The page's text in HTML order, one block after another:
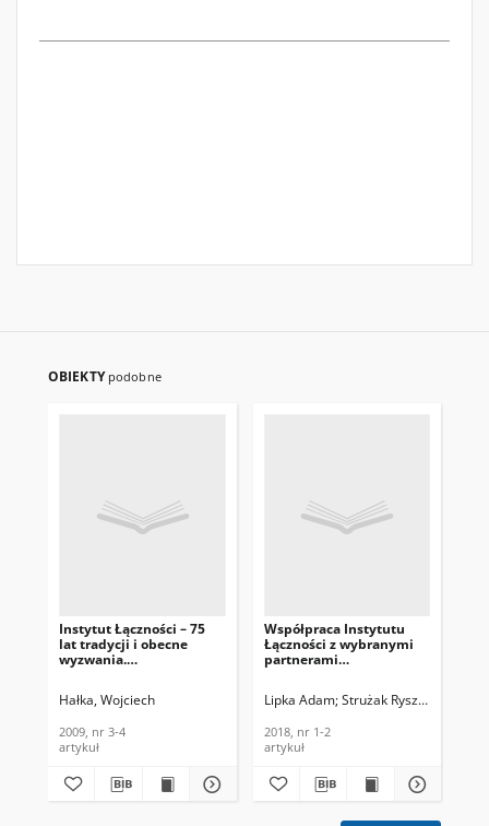
OBIEKTY podobne
Instytut Łączności – 75
lat tradycji i obecne
wyzwania.
2009, nr 3-4
Hałka, Wojciech
2009, nr 3-4
artykuł
Współpraca Instytutu
Łączności z wybranymi
partnerami
Telekomunikacja i
Techniki Informacyjne,
Lipka Adam Strużak Ryszard
2018, nr 1-2
artykuł